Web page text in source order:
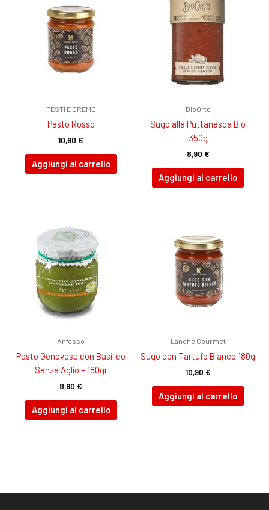
PESTI E CREME
Pesto Rosso
10,90 €
Aggiungi al carrello
BioOrto
Sugo alla Puttanesca Bio
350g
8,90 €
Aggiungi al carrello
Anfosso
Pesto Genovese con Basilico
Senza Aglio – 180gr
8,90 €
Aggiungi al carrello
Langhe Gourmet
Sugo con Tartufo Bianco 180g
10,90 €
Aggiungi al carrello